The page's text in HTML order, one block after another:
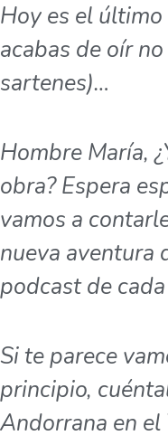
Hoy es el
acabas de oír
sartenes)…
Hombre María,
obra? Espera
vamos a
nueva aventura
podcast de
Si te parece
principio,
Andorrana en el